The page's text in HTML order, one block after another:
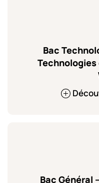
Bac
Technologies
Bac Général